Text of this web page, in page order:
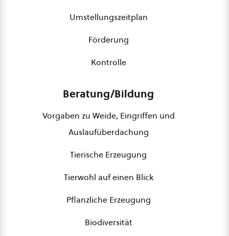
Umstellungszeitplan
Förderung
Kontrolle
Beratung/Bildung
Vorgaben zu Weide, Eingriffen und
Auslaufüberdachung
Tierische Erzeugung
Tierwohl auf einen Blick
Pflanzliche Erzeugung
Biodiversität